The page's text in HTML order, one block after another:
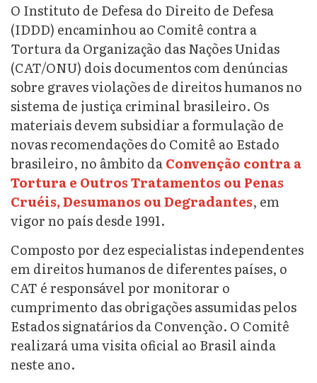
O Instituto de Defesa do Direito de Defesa
(IDDD) encaminhou ao Comitê contra a
Tortura da Organização das Nações Unidas
(CAT/ONU) dois documentos com denúncias
sobre graves violações de direitos humanos no
sistema de justiça criminal brasileiro. Os
materiais devem subsidiar a formulação de
novas recomendações do Comitê ao Estado
brasileiro, no âmbito daConvenção contra a
Tortura e Outros Tratamentos ou Penas
Cruéis, Desumanos ou Degradantes, em
vigor no país desde 1991.
Composto por dez especialistas independentes
em direitos humanos de diferentes países, o
CAT é responsável por monitorar o
cumprimento das obrigações assumidas pelos
Estados signatários da Convenção. O Comitê
realizará uma visita oficial ao Brasil ainda
neste ano.